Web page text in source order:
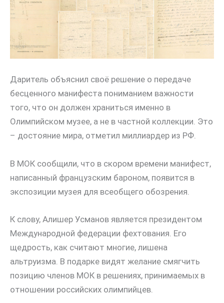
Даритель объяснил своё решение о передаче
бесценного манифеста пониманием важности
того, что он должен храниться именно в
Олимпийском музее, а не в частной коллекции. Это
– достояние мира, отметил миллиардер из РФ.
В МОК сообщили, что в скором времени манифест,
написанный французским бароном, появится в
экспозиции музея для всеобщего обозрения.
К слову, Алишер Усманов является президентом
Международной федерации фехтования. Его
щедрость, как считают многие, лишена
альтруизма. В подарке видят желание смягчить
позицию членов МОК в решениях, принимаемых в
отношении российских олимпийцев.